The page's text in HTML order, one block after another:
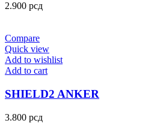
2.900 рсд
Compare
Quick view
Add to wishlist
Add to cart
SHIELD2 ANKER
3.800 рсд